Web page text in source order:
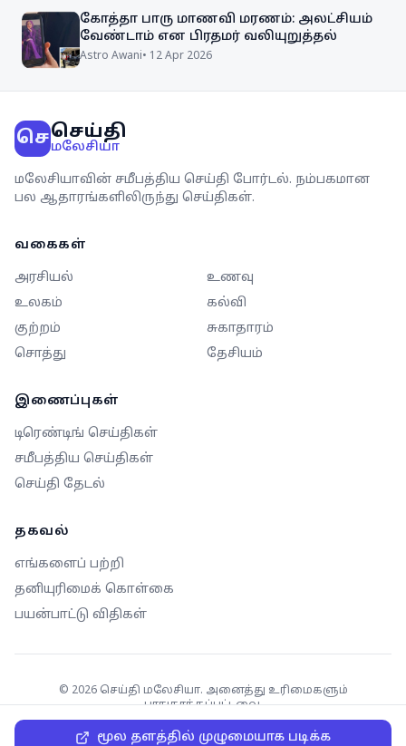
கோத்தா பாரு மாணவி மரணம்: அலட்சியம்
வேண்டாம் என பிரதமர் வலியுறுத்தல்
Astro Awani• 12 Apr 2026
மூல தளத்தில் முழுமையாக படிக்க
செசெய்தி
மலேசியா
மலேசியாவின் சமீபத்திய செய்தி போர்டல். நம்பகமான
பல ஆதாரங்களிலிருந்து செய்திகள்.
வகைகள்
அரசியல்
உணவு
உலகம்
கல்வி
குற்றம்
சுகாதாரம்
சொத்து
தேசியம்
இணைப்புகள்
டிரெண்டிங் செய்திகள்
சமீபத்திய செய்திகள்
செய்தி தேடல்
தகவல்
எங்களைப் பற்றி
தனியுரிமைக் கொள்கை
பயன்பாட்டு விதிகள்
© 2026செய்தி மலேசியா. அனைத்து உரிமைகளும்
பாதுகாக்கப்பட்டவை.